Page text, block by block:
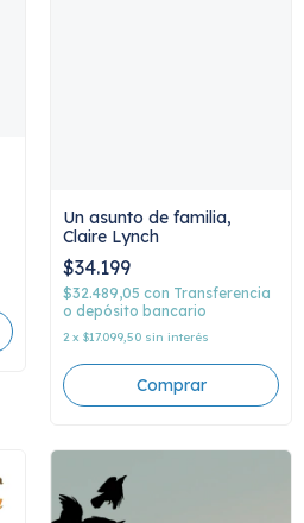
Un asunto de familia,
Claire Lynch
$34.199
$32.489,05 con Transferencia
o depósito bancario
2 x $17.099,50 sin interés